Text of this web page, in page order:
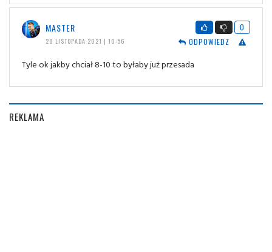
MASTER
28 LISTOPADA 2021 | 10:56
0
ODPOWIEDZ
Tyle ok jakby chciał 8-10 to byłaby już przesada
REKLAMA